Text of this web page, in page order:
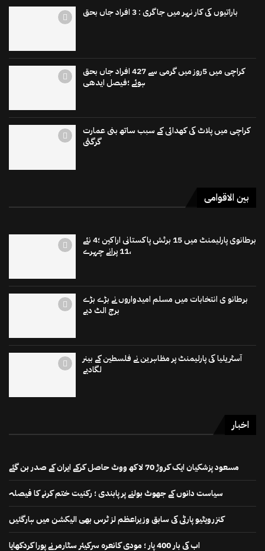
باراتیوں کی کار نہر میں جاگری : 3 افراد جاں بحق
کراچی میں 5روز میں گرمی سے 427 افراد جاں بحق
ہوئے ؛فیصل ایدھی
کراچی میں پلاٹ کی کھدائی کے سبب ساتھ بنی عمارت
گرگئی
بین الاقوامی
برطانوی پارلیمنٹ میں 15 برٹش پاکستانی اراکین ؛4 نئے
،11 پرانے چہرے
برطانو ی انتخابات میں مسلم امیدواروں نے بڑے بڑے
برج الٹ دیے
آسٹریلیا کی پارلیمنٹ پر مظاہرین نے فلسطین کے بینر
لگادیے
اخبار
مسعود پزشکیان ایک کروڑ 70 لاکھ ووٹ حاصل کرکے ایران کے صدر بن گئے
سیاست دانوں کے جھوٹ بولنے پر پابندی ؛ رکنیت ختم کرنے کا فیصلہ
کنزرویٹیو پارٹی کی سابق وزیراعظم لز ٹرس بھی الیکشن میں ہارگئیں
اب کی بار 400 پار ؛ مودی کانعرہ سرکیئر سٹارمر نے پورا کردکھایا